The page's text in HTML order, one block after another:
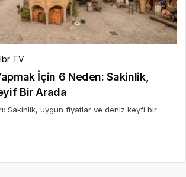
TV
İçin 6 Neden: Sakinlik,
Bir Arada
Sakinlik, uygun fiyatlar ve deniz keyfi bir